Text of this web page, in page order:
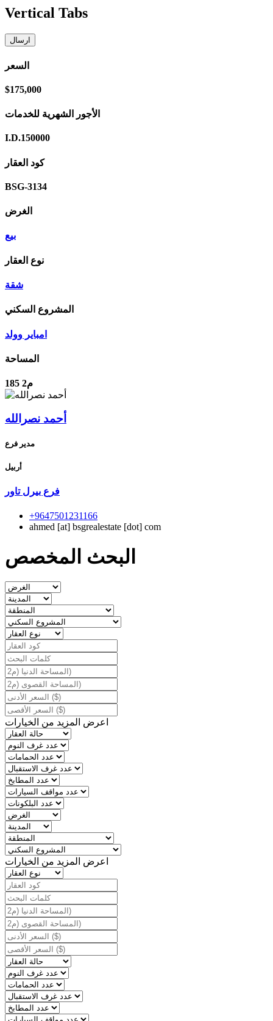
Vertical Tabs
السعر
$175,000
الأجور الشهرية للخدمات
I.D.150000
كود العقار
BSG-3134
الغرض
بيع
نوع العقار
شقة
المشروع السكني
امبایر وولد
المساحة
185 م2
أحمد نصرالله
مدير فرع
أربيل
فرع بیرل تاور
+9647501231166
ahmed [at] bsgrealestate [dot] com
البحث المخصص
اعرض المزيد من الخيارات
اعرض المزيد من الخيارات